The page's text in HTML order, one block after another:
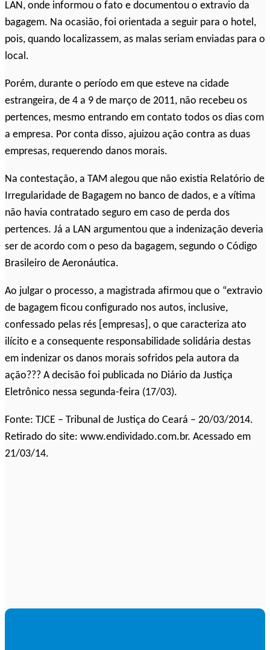
LAN, onde informou o fato e documentou o extravio da
bagagem. Na ocasião, foi orientada a seguir para o hotel,
pois, quando localizassem, as malas seriam enviadas para o
local.
Porém, durante o período em que esteve na cidade
estrangeira, de 4 a 9 de março de 2011, não recebeu os
pertences, mesmo entrando em contato todos os dias com
a empresa. Por conta disso, ajuizou ação contra as duas
empresas, requerendo danos morais.
Na contestação, a TAM alegou que não existia Relatório de
Irregularidade de Bagagem no banco de dados, e a vítima
não havia contratado seguro em caso de perda dos
pertences. Já a LAN argumentou que a indenização deveria
ser de acordo com o peso da bagagem, segundo o Código
Brasileiro de Aeronáutica.
Ao julgar o processo, a magistrada afirmou que o “extravio
de bagagem ficou configurado nos autos, inclusive,
confessado pelas rés [empresas], o que caracteriza ato
ilícito e a consequente responsabilidade solidária destas
em indenizar os danos morais sofridos pela autora da
ação??? A decisão foi publicada no Diário da Justiça
Eletrônico nessa segunda-feira (17/03).
Fonte: TJCE – Tribunal de Justiça do Ceará – 20/03/2014.
Retirado do site: www.endividado.com.br. Acessado em
21/03/14.